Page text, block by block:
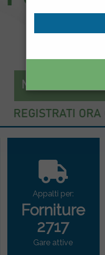
Mercato
Appalti per:
Forniture
2717
Gare attive